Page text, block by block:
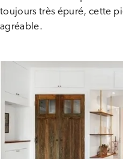
toujours très épuré, cette
agréable.